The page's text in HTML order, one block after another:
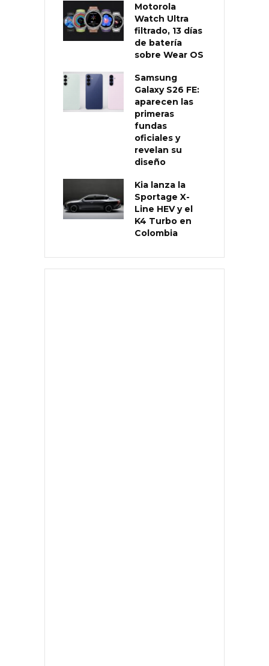
Motorola
Watch Ultra
filtrado, 13 días
de batería
sobre Wear OS
Samsung
Galaxy S26 FE:
aparecen las
primeras
fundas
oficiales y
revelan su
diseño
Kia lanza la
Sportage X-
Line HEV y el
K4 Turbo en
Colombia